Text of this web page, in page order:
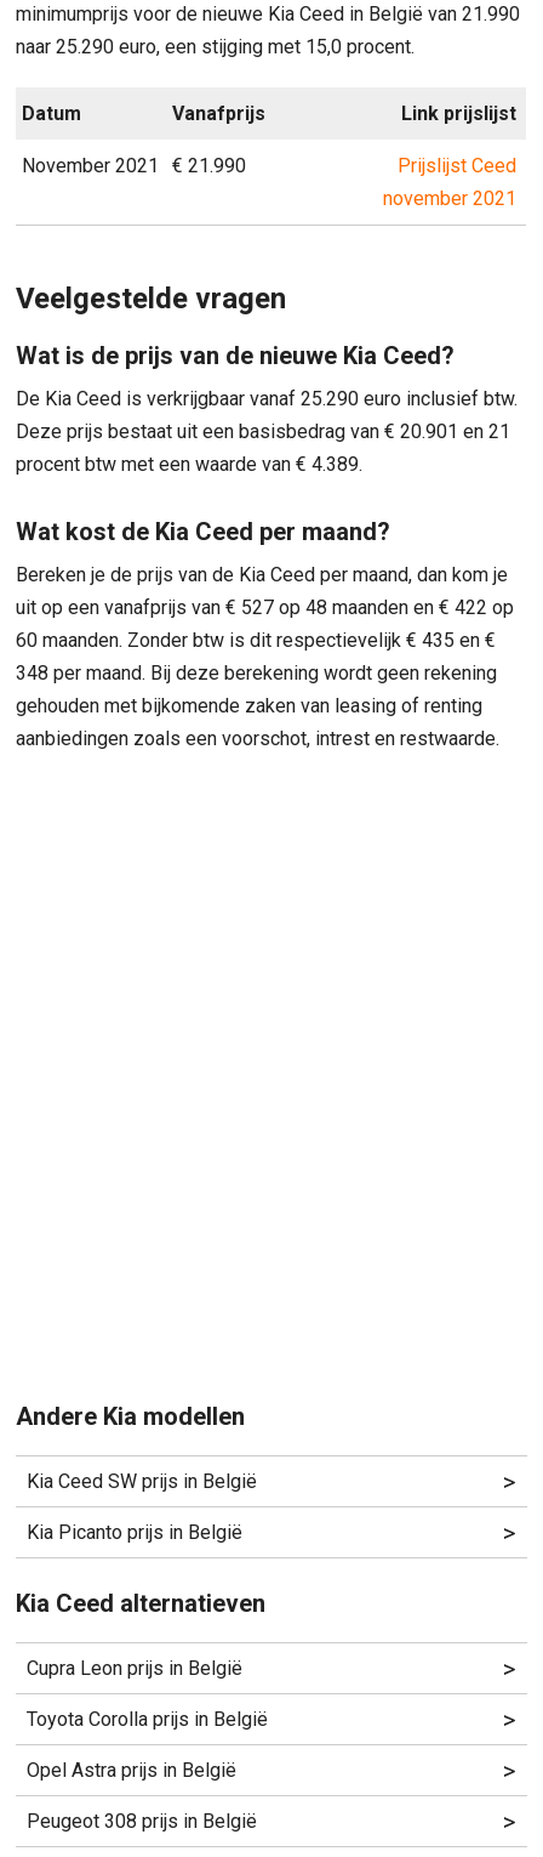
minimumprijs voor de nieuwe Kia Ceed in België van 21.990
naar 25.290 euro, een stijging met 15,0 procent.
Datum Vanafprijs Link prijslijst
November 2021 € 21.990
Prijslijst Ceed
november 2021
Veelgestelde vragen
Wat is de prijs van de nieuwe Kia Ceed?
De Kia Ceed is verkrijgbaar vanaf 25.290 euro inclusief btw.
Deze prijs bestaat uit een basisbedrag van € 20.901 en 21
procent btw met een waarde van € 4.389.
Wat kost de Kia Ceed per maand?
Bereken je de prijs van de Kia Ceed per maand, dan kom je
uit op een vanafprijs van € 527 op 48 maanden en € 422 op
60 maanden. Zonder btw is dit respectievelijk € 435 en €
348 per maand. Bij deze berekening wordt geen rekening
gehouden met bijkomende zaken van leasing of renting
aanbiedingen zoals een voorschot, intrest en restwaarde.
Andere Kia modellen
Kia Ceed SW prijs in België >
Kia Picanto prijs in België >
Kia Ceed alternatieven
Cupra Leon prijs in België >
Toyota Corolla prijs in België >
Opel Astra prijs in België >
Peugeot 308 prijs in België >